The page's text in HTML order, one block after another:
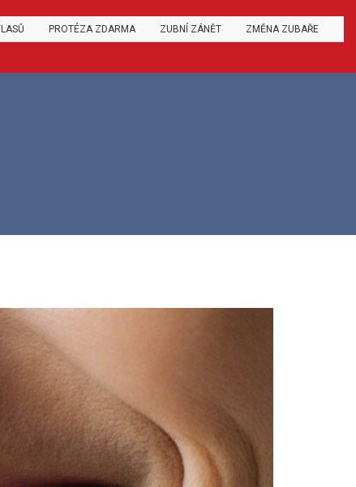
PROTÉZA ZDARMA ZUBNÍ ZÁNĚT ZMĚNA ZUBAŘE